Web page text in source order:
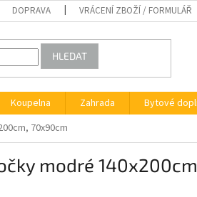
DOPRAVA VRÁCENÍ ZBOŽÍ / FORMULÁŘ
HLEDAT
Koupelna Zahrada Bytové
70x90cm
modré